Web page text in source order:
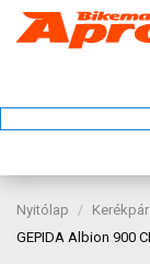
Nyitólap Kerékpár
GEPIDA Albion 900